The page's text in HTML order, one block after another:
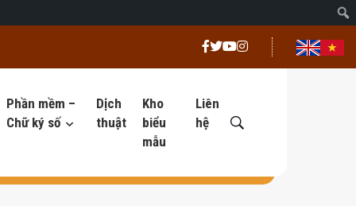
Phần mềm –
Chữ ký số
Dịch
thuật
Kho
biểu
mẫu
Liên
hệ